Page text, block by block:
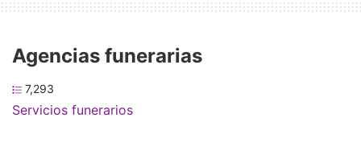
Agencias funerarias
7,293
Servicios funerarios